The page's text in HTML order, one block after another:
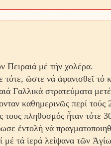
Πειραιά μέ τήν χολέρα.
τότε, ὥστε νά ἀφανισθεῖ τό
Γαλλικά στρατεύματα
καθημερινῶς περί τούς
τους πληθυσμός ἦταν τότε
ἐντολή νά
μέ τά ἱερά λείψανα τῶν